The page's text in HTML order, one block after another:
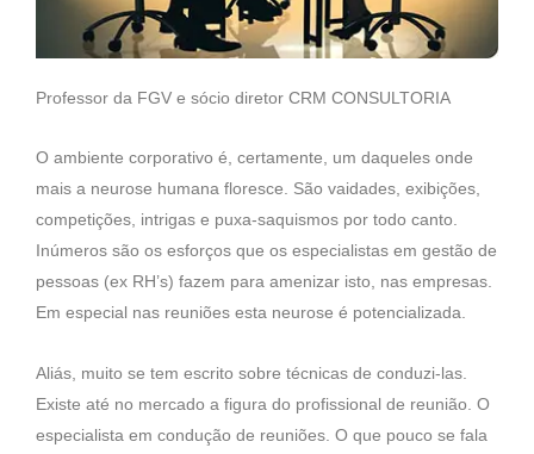
Professor da FGV e sócio diretor CRM CONSULTORIA
O ambiente corporativo é, certamente, um daqueles onde
mais a neurose humana floresce. São vaidades, exibições,
competições, intrigas e puxa-saquismos por todo canto.
Inúmeros são os esforços que os especialistas em gestão de
pessoas (ex RH’s) fazem para amenizar isto, nas empresas.
Em especial nas reuniões esta neurose é potencializada.
Aliás, muito se tem escrito sobre técnicas de conduzi-las.
Existe até no mercado a figura do profissional de reunião. O
especialista em condução de reuniões. O que pouco se fala